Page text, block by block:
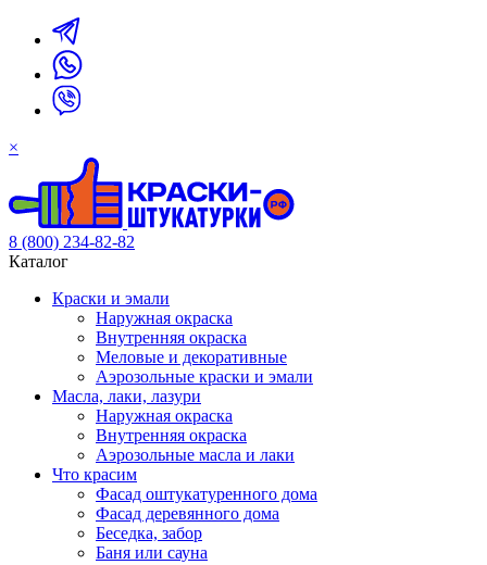
×
8 (800) 234-82-82
Каталог
Краски и эмали
Наружная окраска
Внутренняя окраска
Меловые и декоративные
Аэрозольные краски и эмали
Масла, лаки, лазури
Наружная окраска
Внутренняя окраска
Аэрозольные масла и лаки
Что красим
Фасад оштукатуренного дома
Фасад деревянного дома
Беседка, забор
Баня или сауна